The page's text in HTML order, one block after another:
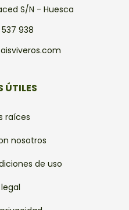
S/N - Huesca
938
ÚTILES
raíces
nosotros
de uso